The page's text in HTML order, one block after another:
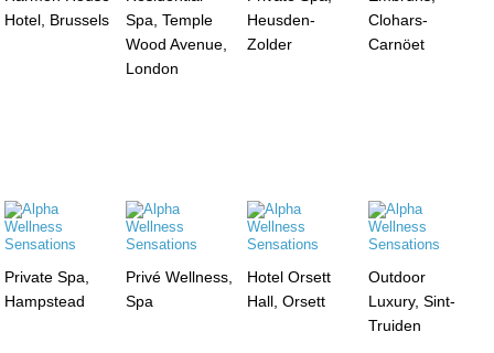
Hotel, Brussels
Spa, Temple
Wood Avenue,
London
Heusden-
Zolder
Clohars-
Carnöet
Private Spa,
Hampstead
Privé Wellness,
Spa
Hotel Orsett
Hall, Orsett
Outdoor
Luxury, Sint-
Truiden